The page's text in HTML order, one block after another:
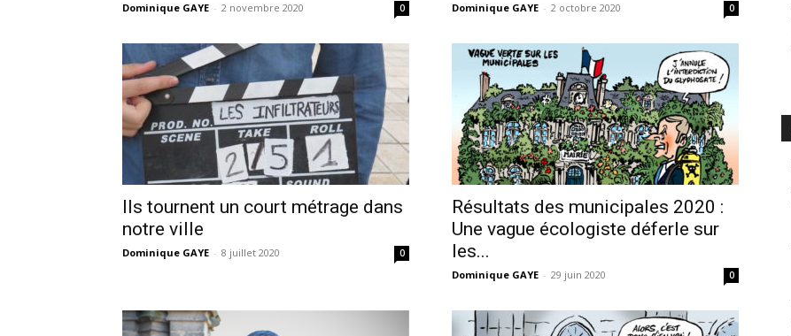
Dominique GAYE - 2 novembre 2020 0 Dominique GAYE - 2 octobre 2020 0
Ils tournent un court métrage dans
notre ville
Dominique GAYE - 8 juillet 2020 0
Résultats des municipales 2020 :
Une vague écologiste déferle sur
les...
Dominique GAYE - 29 juin 2020 0